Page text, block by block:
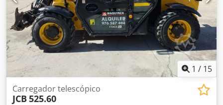
800 kg Dimensões totais (C x L x A): 3,38 m x 1,84 m x 1,89
m Peso total: 5580 kg Potência do motor: 55 kW Cilindrada:
2,5 l Dodpfx Aezmdx Ieqlokr Velocidade de deslocação: 30
km/h Totalmente operacional, sinais gerais de uso
1 / 15
Carregador telescópico
JCB 525.60